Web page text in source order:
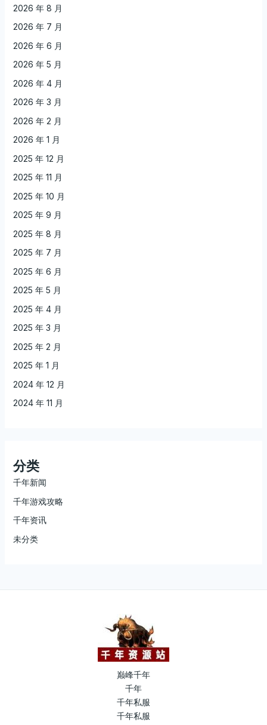
2026 年 8 月
2026 年 7 月
2026 年 6 月
2026 年 5 月
2026 年 4 月
2026 年 3 月
2026 年 2 月
2026 年 1 月
2025 年 12 月
2025 年 11 月
2025 年 10 月
2025 年 9 月
2025 年 8 月
2025 年 7 月
2025 年 6 月
2025 年 5 月
2025 年 4 月
2025 年 3 月
2025 年 2 月
2025 年 1 月
2024 年 12 月
2024 年 11 月
分类
千年新闻
千年游戏攻略
千年资讯
未分类
巅峰千年
千年
千年私服
千年私服